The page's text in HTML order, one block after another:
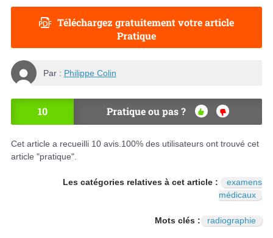
Téléchargez gratuitement votre article
Pratique
Par : Philippe Colin
10 Pratique ou pas ?
OU
NO
N
Cet article a recueilli 10 avis. 100% des utilisateurs ont trouvé cet
article "pratique".
Les catégories relatives à cet article :
examens
médicaux
Mots clés : radiographie